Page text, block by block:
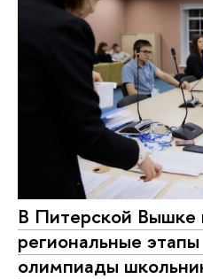
В Питерской Вышке
региональные
олимпиады